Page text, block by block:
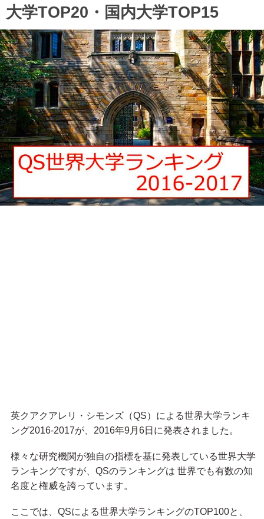
大学TOP20・国内大学TOP15
英クアクアレリ・シモンズ（QS）による世界大学ランキ
ング2016-2017が、2016年9月6日に発表されました。
様々な研究機関が独自の指標を基に発表している世界大学
ランキングですが、QSのランキングは 世界でも有数の知
名度と権威を誇っています。
ここでは、QSによる世界大学ランキングのTOP100と、